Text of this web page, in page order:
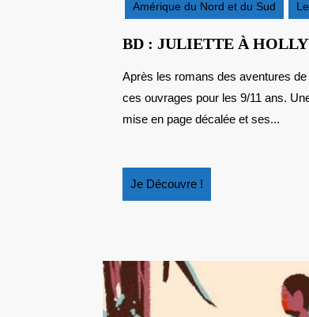
Amérique du Nord et du Sud
BD : JULIETTE À
Après les romans des aventures de Juliette et de sa mère à travers le monde, voici les BD tirés de
ces ouvrages pour les 9/11 ans.
mise en page décalée et ses...
Je Découvre !
Découvre